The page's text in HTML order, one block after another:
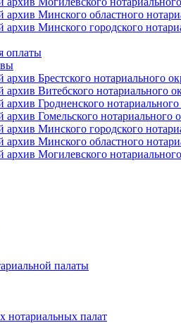
Минского областного
Минского городского
оплаты
Брестского нотариального
Витебского нотариального
Гродненского нотариального
Гомельского нотариального
Минского городского
Минского областного
Могилевского
палаты
нотариальных палат